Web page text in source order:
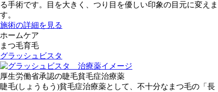
る手術です。目を大きく、つり目を優しい印象の目元に変えま
す。
施術の詳細を見る
ホームケア
まつ毛育毛
グラッシュビスタ
厚生労働省承認の睫毛貧毛症治療薬
睫毛(しょうもう)貧毛症治療薬として、不十分なまつ毛の「長